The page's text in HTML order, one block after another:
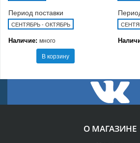
Период поставки
СЕНТЯБРЬ - ОКТЯБРЬ
Наличие: много
В корзину
О МАГАЗИНЕ